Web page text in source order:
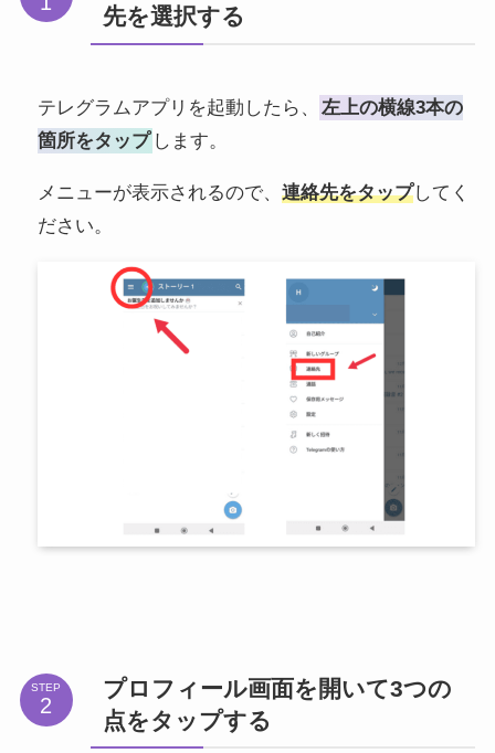
先を選択する
テレグラムアプリを起動したら、
左上の横線3本の
箇所をタップ します。
メニューが表示されるので、 連絡先をタップしてく
ださい。
STEP
プロフィール画面を開いて3つの
点をタップする